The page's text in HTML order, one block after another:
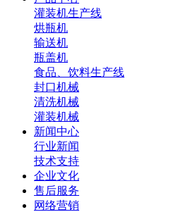
灌装机生产线
烘瓶机
输送机
瓶盖机
食品、饮料生产线
封口机械
清洗机械
灌装机械
新闻中心
行业新闻
技术支持
企业文化
售后服务
网络营销